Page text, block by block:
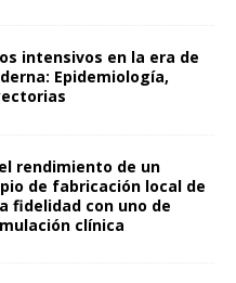
intensivos en la era de
Epidemiología,
rendimiento de un
de fabricación local de
fidelidad con uno de
clínica